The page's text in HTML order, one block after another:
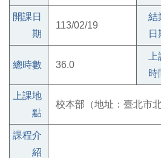
開課日
期
113/02/19
結
日
總時數 36.0
時
上課地
點
校本部（地址：臺北市
課程介
紹